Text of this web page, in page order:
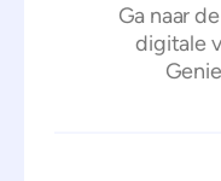
Ga naar
digitale